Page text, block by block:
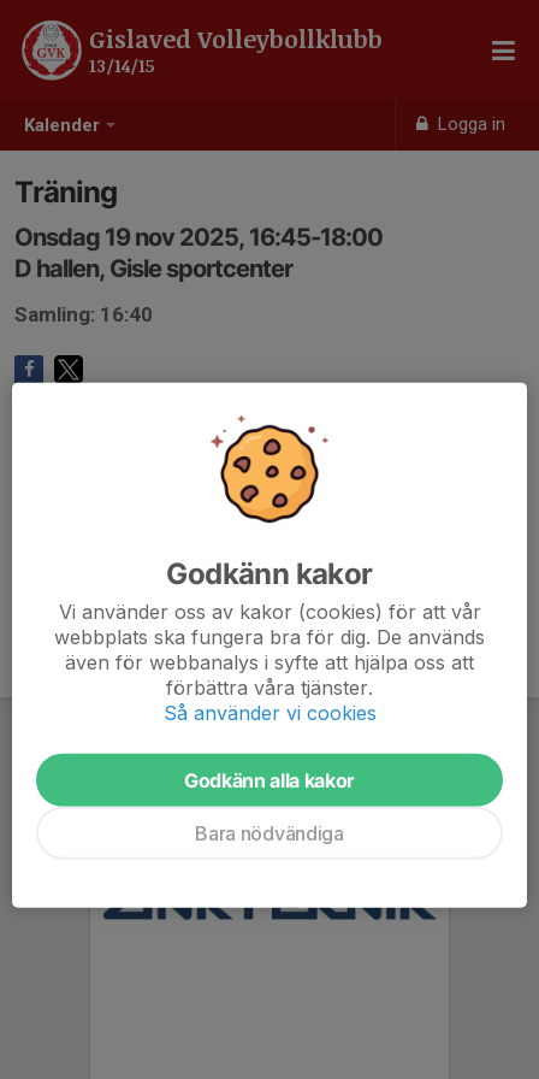
Kalender Logga in
Gislaved Volleybollklubb
13/14/15
Träning
Onsdag 19 nov 2025, 16:45-18:00
D hallen, Gisle sportcenter
Samling: 16:40
Godkänn kakor
Vi använder oss av kakor (cookies) för att vår
webbplats ska fungera bra för dig. De används
även för webbanalys i syfte att hjälpa oss att
förbättra våra tjänster.
Så använder vi cookies
Godkänn alla kakor
Bara nödvändiga